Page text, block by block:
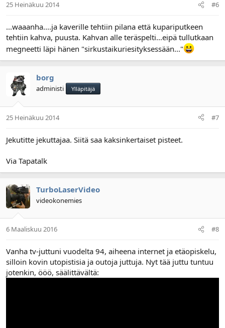
25 Heinäkuu 2014 #6
...waaanha....ja kaverille tehtiin pilana että kupariputkeen
tehtiin kahva, puusta. Kahvan alle teräspelti...eipä tullutkaan
megneetti läpi hänen "sirkustaikuriesityksessään..."
borg
administi Ylläpitäjä
25 Heinäkuu 2014 #7
Jekutitte jekuttajaa. Siitä saa kaksinkertaiset pisteet.
Via Tapatalk
TurboLaserVideo
videokonemies
6 Maaliskuu 2016 #8
Vanha tv-juttuni vuodelta 94, aiheena internet ja etäopiskelu,
silloin kovin utopistisia ja outoja juttuja. Nyt tää juttu tuntuu
jotenkin, ööö, säälittävältä: